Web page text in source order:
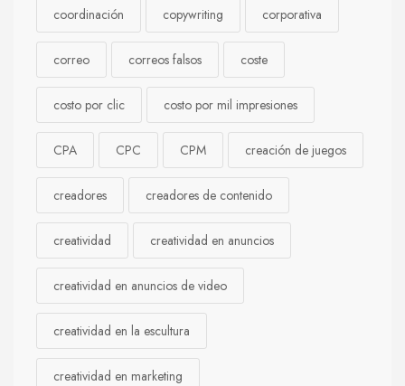
coordinación copywriting corporativa
correo correos falsos coste
costo por clic costo por mil impresiones
CPA CPC CPM creación de juegos
creadores creadores de contenido
creatividad creatividad en anuncios
creatividad en anuncios de video
creatividad en la escultura
creatividad en marketing